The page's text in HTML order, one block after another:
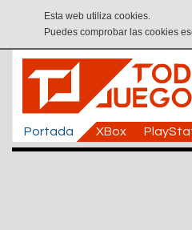
Esta web utiliza cookies.
Puedes comprobar las cookies
Portada XBox